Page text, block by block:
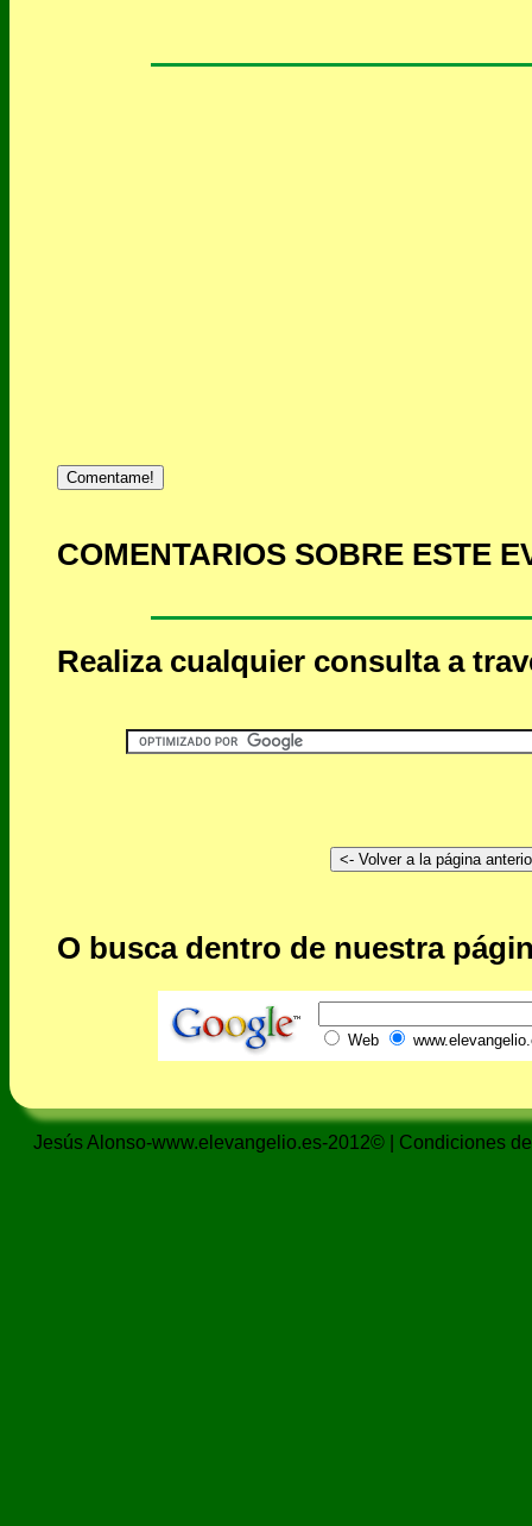
Comentame!
COMENTARIOS SOBRE ESTE
Realiza cualquier consulta a
O busca dentro de nuestra
Web
Jesús Alonso-www.elevangelio.es-2012© | Condiciones